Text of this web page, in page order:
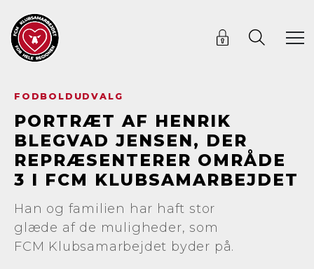
FODBOLDUDVALG
PORTRÆT AF HENRIK
BLEGVAD JENSEN, DER
REPRÆSENTERER OMRÅDE
3 I FCM KLUBSAMARBEJDET
Han og familien har haft stor
glæde af de muligheder, som
FCM Klubsamarbejdet byder på.